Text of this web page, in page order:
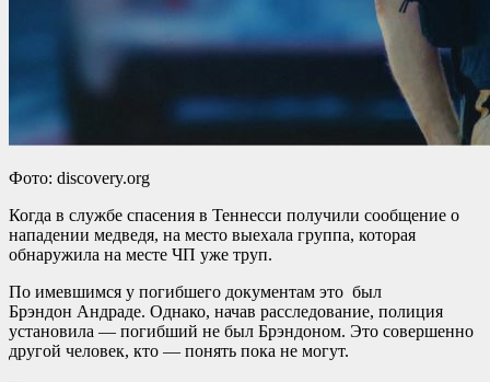
Фото: discovery.org
Когда в службе спасения в Теннесси получили сообщение о
нападении медведя, на место выехала группа, которая
обнаружила на месте ЧП уже труп.
По имевшимся у погибшего документам это был
Брэндон Андраде. Однако, начав расследование, полиция
установила — погибший не был Брэндоном. Это совершенно
другой человек, кто — понять пока не могут.